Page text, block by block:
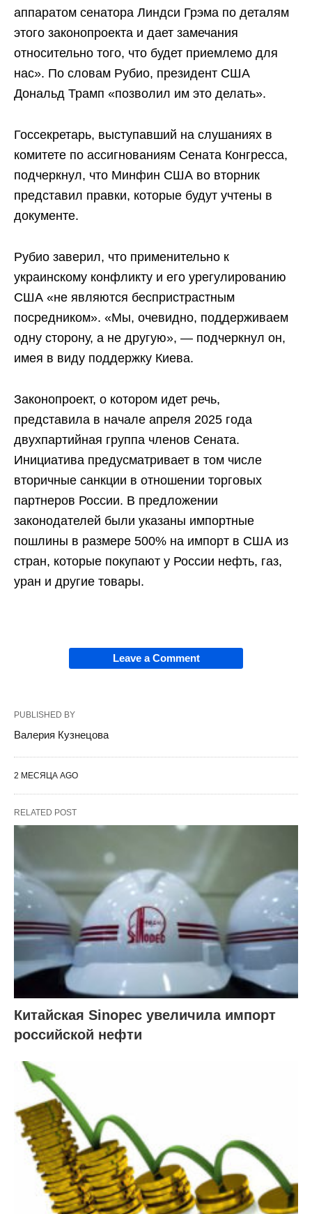
аппаратом сенатора Линдси Грэма по деталям
этого законопроекта и дает замечания
относительно того, что будет приемлемо для
нас». По словам Рубио, президент США
Дональд Трамп «позволил им это делать».
Госсекретарь, выступавший на слушаниях в
комитете по ассигнованиям Сената Конгресса,
подчеркнул, что Минфин США во вторник
представил правки, которые будут учтены в
документе.
Рубио заверил, что применительно к
украинскому конфликту и его урегулированию
США «не являются беспристрастным
посредником». «Мы, очевидно, поддерживаем
одну сторону, а не другую», — подчеркнул он,
имея в виду поддержку Киева.
Законопроект, о котором идет речь,
представила в начале апреля 2025 года
двухпартийная группа членов Сената.
Инициатива предусматривает в том числе
вторичные санкции в отношении торговых
партнеров России. В предложении
законодателей были указаны импортные
пошлины в размере 500% на импорт в США из
стран, которые покупают у России нефть, газ,
уран и другие товары.
Leave a Comment
PUBLISHED BY
Валерия Кузнецова
2 МЕСЯЦА AGO
RELATED POST
Китайская Sinopec увеличила импорт
российской нефти